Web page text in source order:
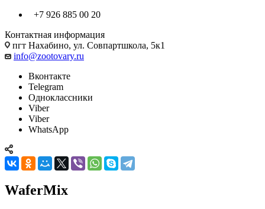
+7 926 885 00 20
Контактная информация
пгт Нахабино, ул. Совпартшкола, 5к1
info@zootovary.ru
Вконтакте
Telegram
Одноклассники
Viber
Viber
WhatsApp
WaferMix